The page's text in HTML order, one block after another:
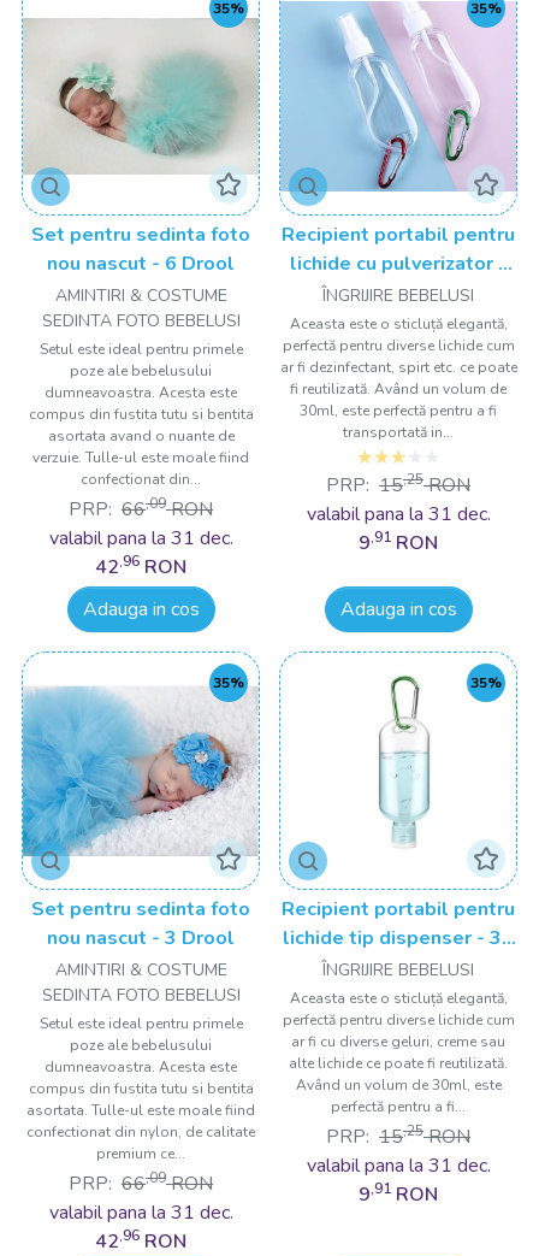
35%
Set pentru sedinta foto
nou nascut - 6 Drool
AMINTIRI & COSTUME
SEDINTA FOTO BEBELUSI
Setul este ideal pentru primele
poze ale bebelusului
dumneavoastra. Acesta este
compus din fustita tutu si bentita
asortata avand o nuante de
verzuie. Tulle-ul este moale fiind
confectionat din...
PRP: 66,09 RON
valabil pana la 31 dec.
42,96 RON
Adauga in cos
35%
Recipient portabil pentru
lichide cu pulverizator -
30 ml Drool
ÎNGRIJIRE BEBELUSI
Aceasta este o sticluță elegantă,
perfectă pentru diverse lichide cum
ar fi dezinfectant, spirt etc. ce poate
fi reutilizată. Având un volum de
30ml, este perfectă pentru a fi
transportată in...
PRP: 15,25 RON
valabil pana la 31 dec.
9,91 RON
Adauga in cos
35%
Set pentru sedinta foto
nou nascut - 3 Drool
AMINTIRI & COSTUME
SEDINTA FOTO BEBELUSI
Setul este ideal pentru primele
poze ale bebelusului
dumneavoastra. Acesta este
compus din fustita tutu si bentita
asortata. Tulle-ul este moale fiind
confectionat din nylon, de calitate
premium ce...
PRP: 66,09 RON
valabil pana la 31 dec.
42,96 RON
35%
Recipient portabil pentru
lichide tip dispenser - 30
ml Drool
ÎNGRIJIRE BEBELUSI
Aceasta este o sticluță elegantă,
perfectă pentru diverse lichide cum
ar fi cu diverse geluri, creme sau
alte lichide ce poate fi reutilizată.
Având un volum de 30ml, este
perfectă pentru a fi...
PRP: 15,25 RON
valabil pana la 31 dec.
9,91 RON